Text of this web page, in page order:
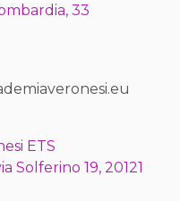
33
ETS
Solferino 19, 20121